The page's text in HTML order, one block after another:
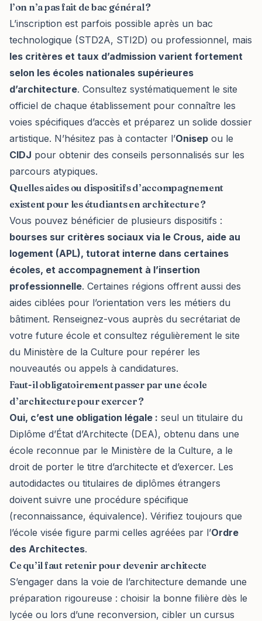
l’on n’a pas fait de bac général ?
L’inscription est parfois possible après un bac
technologique (STD2A, STI2D) ou professionnel, mais
les critères et taux d’admission varient fortement
selon les écoles nationales supérieures
d’architecture. Consultez systématiquement le site
officiel de chaque établissement pour connaître les
voies spécifiques d’accès et préparez un solide dossier
artistique. N’hésitez pas à contacter l’Onisep ou le
CIDJ pour obtenir des conseils personnalisés sur les
parcours atypiques.
Quelles aides ou dispositifs d’accompagnement
existent pour les étudiants en architecture ?
Vous pouvez bénéficier de plusieurs dispositifs :
bourses sur critères sociaux via le Crous, aide au
logement (APL), tutorat interne dans certaines
écoles, et accompagnement à l’insertion
professionnelle. Certaines régions offrent aussi des
aides ciblées pour l’orientation vers les métiers du
bâtiment. Renseignez-vous auprès du secrétariat de
votre future école et consultez régulièrement le site
du Ministère de la Culture pour repérer les
nouveautés ou appels à candidatures.
Faut-il obligatoirement passer par une école
d’architecture pour exercer ?
Oui, c’est une obligation légale : seul un titulaire du
Diplôme d’État d’Architecte (DEA), obtenu dans une
école reconnue par le Ministère de la Culture, a le
droit de porter le titre d’architecte et d’exercer. Les
autodidactes ou titulaires de diplômes étrangers
doivent suivre une procédure spécifique
(reconnaissance, équivalence). Vérifiez toujours que
l’école visée figure parmi celles agréées par l’Ordre
des Architectes.
Ce qu’il faut retenir pour devenir architecte
S’engager dans la voie de l’architecture demande une
préparation rigoureuse : choisir la bonne filière dès le
lycée ou lors d’une reconversion, cibler un cursus